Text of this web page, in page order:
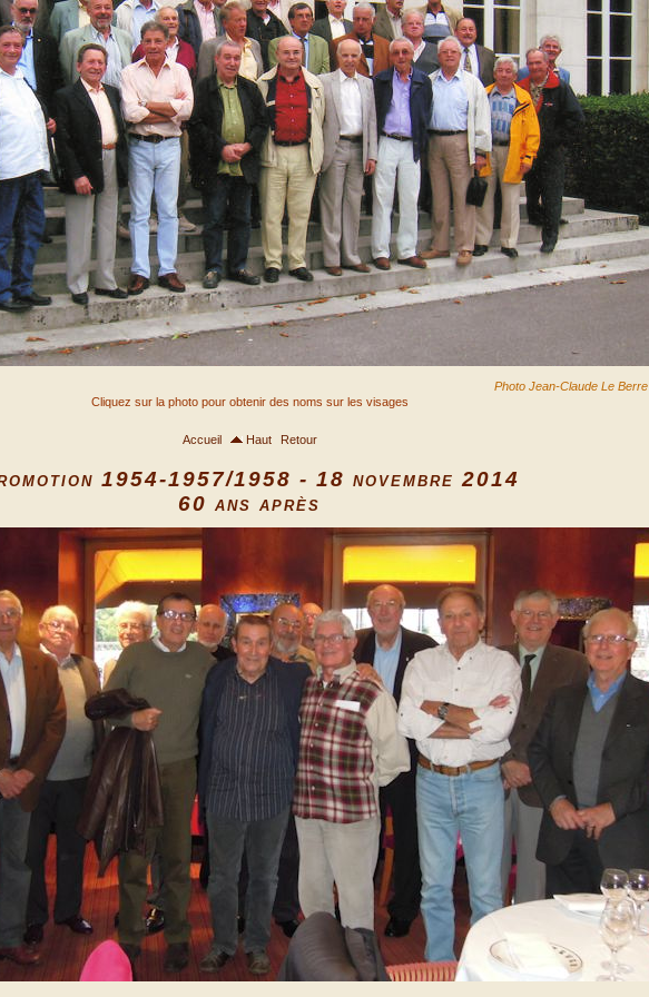
Photo Jean-Claude Le Berre
Cliquez sur la photo pour obtenir des noms sur les visages
Accueil Haut Retour
1954-1957/1958 - 18 novembre 2014
60 ans après